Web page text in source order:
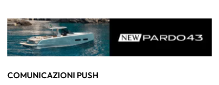
COMUNICAZIONI PUSH